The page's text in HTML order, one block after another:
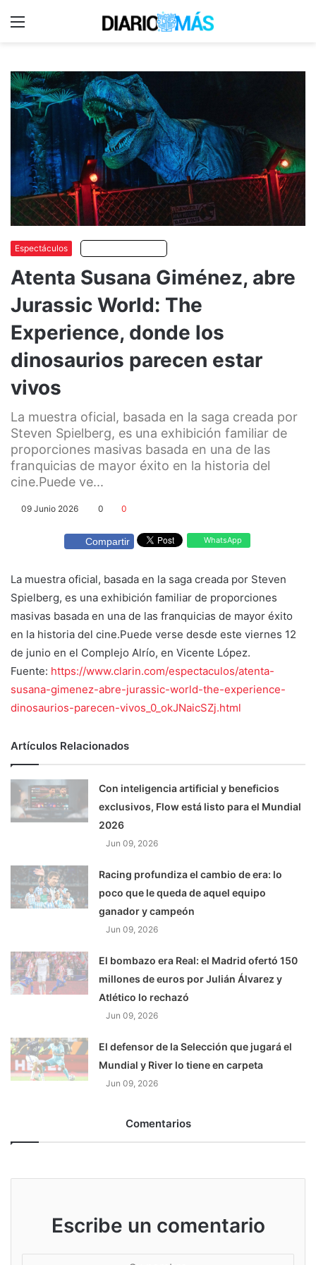
Espectáculos
Atenta Susana Giménez, abre
Jurassic World: The
Experience, donde los
dinosaurios parecen estar
vivos
La muestra oficial, basada en la saga creada por
Steven Spielberg, es una exhibición familiar de
proporciones masivas basada en una de las
franquicias de mayor éxito en la historia del
cine.Puede ve...
09 Junio 2026 0 0
Compartir WhatsApp
La muestra oficial, basada en la saga creada por Steven
Spielberg, es una exhibición familiar de proporciones
masivas basada en una de las franquicias de mayor éxito
en la historia del cine.Puede verse desde este viernes 12
de junio en el Complejo Alrío, en Vicente López.
Fuente: https://www.clarin.com/espectaculos/atenta-
susana-gimenez-abre-jurassic-world-the-experience-
dinosaurios-parecen-vivos_0_okJNaicSZj.html
Artículos Relacionados
Con inteligencia artificial y beneficios
exclusivos, Flow está listo para el Mundial
2026
Jun 09, 2026
Racing profundiza el cambio de era: lo
poco que le queda de aquel equipo
ganador y campeón
Jun 09, 2026
El bombazo era Real: el Madrid ofertó 150
millones de euros por Julián Álvarez y
Atlético lo rechazó
Jun 09, 2026
El defensor de la Selección que jugará el
Mundial y River lo tiene en carpeta
Jun 09, 2026
Comentarios
Escribe un comentario